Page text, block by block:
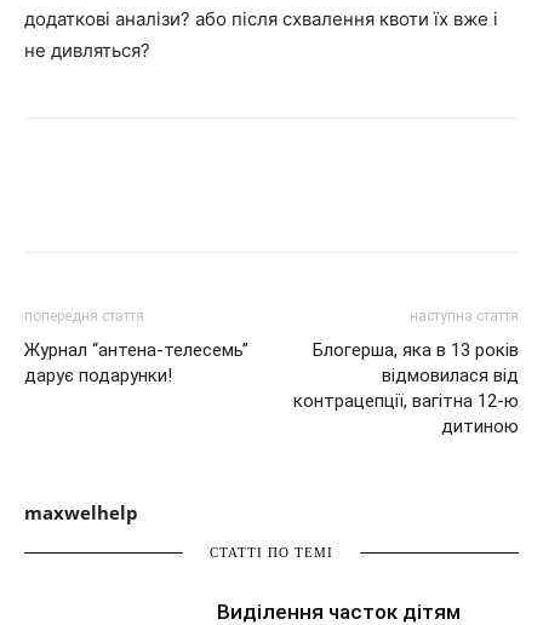
додаткові аналізи? або після схвалення квоти їх вже і
не дивляться?
попередня стаття
Журнал “антена-телесемь”
дарує подарунки!
наступна стаття
Блогерша, яка в 13 років
відмовилася від
контрацепції, вагітна 12-ю
дитиною
maxwelhelp
СТАТТІ ПО ТЕМІ
Виділення часток дітям